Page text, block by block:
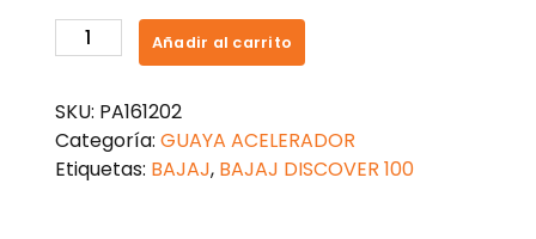
GUAYA
ACELERADOR
100
cantidad
Añadir al carrito
SKU: PA161202
Categoría: GUAYA ACELERADOR
Etiquetas: BAJAJ, BAJAJ DISCOVER 100